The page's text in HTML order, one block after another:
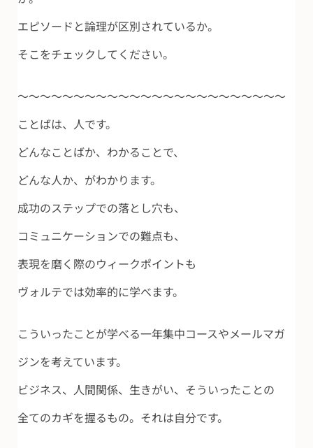
エピソードと論理が区別されているか。
そこをチェックしてください。
～～～～～～～～～～～～～～～～～～～～～～～～
ことばは、人です。
どんなことばか、わかることで、
どんな人か、がわかります。
成功のステップでの落とし穴も、
コミュニケーションでの難点も、
表現を磨く際のウィークポイントも
ヴォルテでは効率的に学べます。
こういったことが学べる一年集中コースやメールマガ
ジンを考えています。
ビジネス、人間関係、生きがい、そういったことの
全てのカギを握るもの。それは自分です。